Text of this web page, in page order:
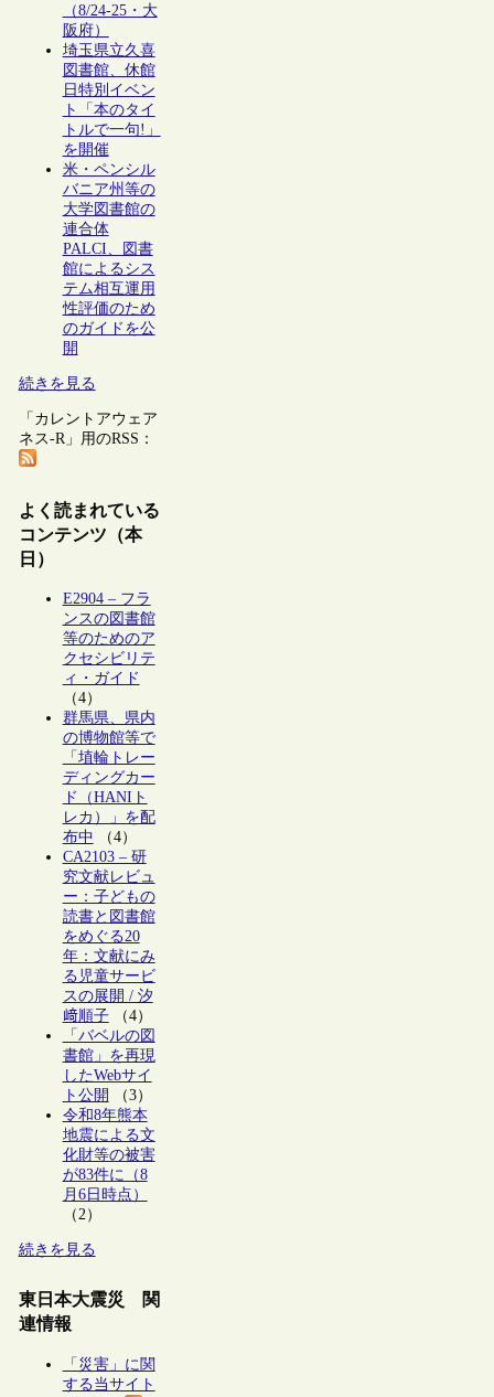
（8/24-25・大
阪府）
埼玉県立久喜
図書館、休館
日特別イベン
ト「本のタイ
トルで一句!」
を開催
米・ペンシル
バニア州等の
大学図書館の
連合体
PALCI、図書
館によるシス
テム相互運用
性評価のため
のガイドを公
開
続きを見る
「カレントアウェア
ネス-R」用のRSS：
よく読まれている
コンテンツ（本
日）
E2904 – フラ
ンスの図書館
等のためのア
クセシビリテ
ィ・ガイド
（4）
群馬県、県内
の博物館等で
「埴輪トレー
ディングカー
ド（HANIト
レカ）」を配
布中 （4）
CA2103 – 研
究文献レビュ
ー：子どもの
読書と図書館
をめぐる20
年：文献にみ
る児童サービ
スの展開 / 汐
﨑順子（4）
「バベルの図
書館」を再現
したWebサイ
ト公開
（3）
令和8年熊本
地震による文
化財等の被害
が83件に（8
月6日時点）
（2）
続きを見る
東日本大震災 関
連情報
「災害」に関
する当サイト